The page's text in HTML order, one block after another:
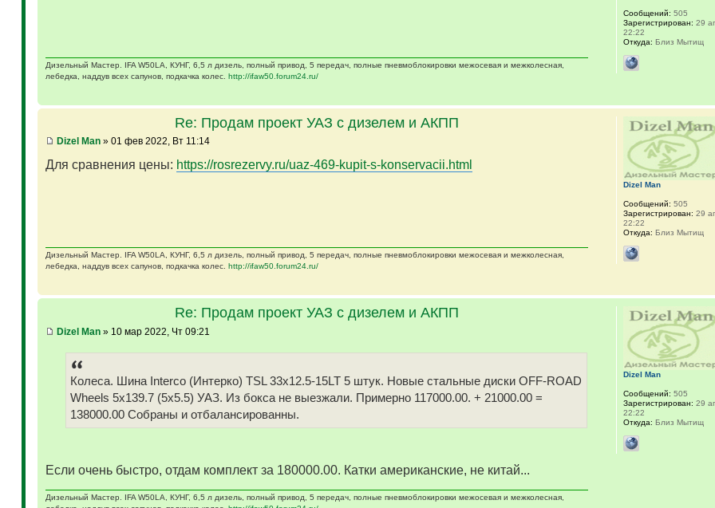
Дизельный Мастер. IFA W50LA, КУНГ, 6,5 л дизель, полный привод, 5 передач, полные пневмоблокировки межосевая и межколесная,
лебедка, наддув всех сапунов, подкачка колес. http://ifaw50.forum24.ru/
Сообщений: 505
Зарегистрирован: 29
22:22
Откуда: Близ Мытищ
Re: Продам проект УАЗ с дизелем и АКПП
Dizel Man» 01 фев 2022, Вт 11:14
Для сравнения цены: https://rosrezervy.ru/uaz-469-kupit-s-konservacii.html
Дизельный Мастер. IFA W50LA, КУНГ, 6,5 л дизель, полный привод, 5 передач, полные пневмоблокировки межосевая и межколесная,
лебедка, наддув всех сапунов, подкачка колес. http://ifaw50.forum24.ru/
Dizel Man
Сообщений: 505
Зарегистрирован: 29
22:22
Откуда: Близ Мытищ
Re: Продам проект УАЗ с дизелем и АКПП
Dizel Man» 10 мар 2022, Чт 09:21
Колеса. Шина Interco (Интерко) TSL 33x12.5-15LT 5 штук. Новые стальные диски OFF-ROAD
Wheels 5x139.7 (5x5.5) УАЗ. Из бокса не выезжали. Примерно 117000.00. + 21000.00 =
138000.00 Собраны и отбалансированны.
Если очень быстро, отдам комплект за 180000.00. Катки американские, не китай...
Дизельный Мастер. IFA W50LA, КУНГ, 6,5 л дизель, полный привод, 5 передач, полные пневмоблокировки межосевая и межколесная,
Dizel Man
Сообщений: 505
Зарегистрирован: 29
22:22
Откуда: Близ Мытищ